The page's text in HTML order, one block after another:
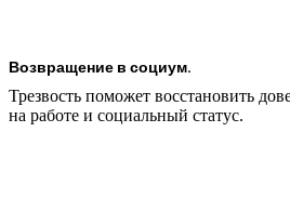
Возвращение в социум.
Трезвость поможет восстановить
на работе и социальный статус.